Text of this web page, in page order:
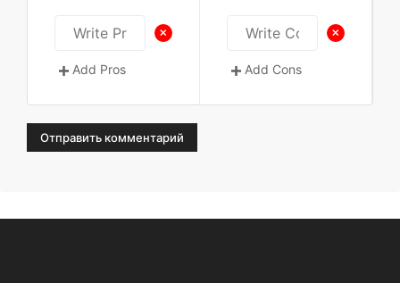
+
Add Pros
+
Add Cons